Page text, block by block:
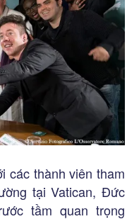
các thành viên tham
tại Vatican, Đức
tầm quan trọng